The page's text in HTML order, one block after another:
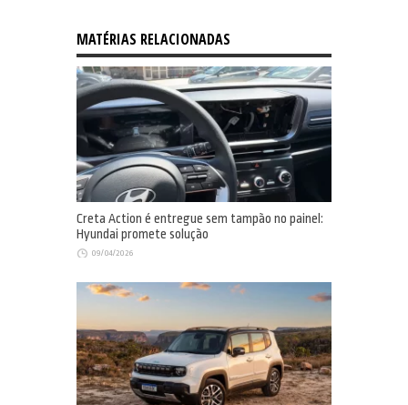
MATÉRIAS RELACIONADAS
Creta Action é entregue sem tampão no painel:
Hyundai promete solução
09/04/2026